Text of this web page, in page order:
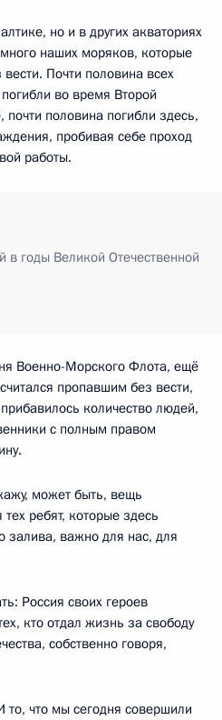
но и в других акваториях
наших моряков, которые
Почти половина всех
во время Второй
половина погибли здесь,
пробивая себе проход
работы.
в годы Великой Отечественной
Военно-Морского Флота, ещё
пропавшим без вести,
количество людей,
с полным правом
может быть, вещь
ребят, которые здесь
залива, важно для нас, для
Россия своих героев
кто отдал жизнь за свободу
собственно говоря,
то, что мы сегодня совершили